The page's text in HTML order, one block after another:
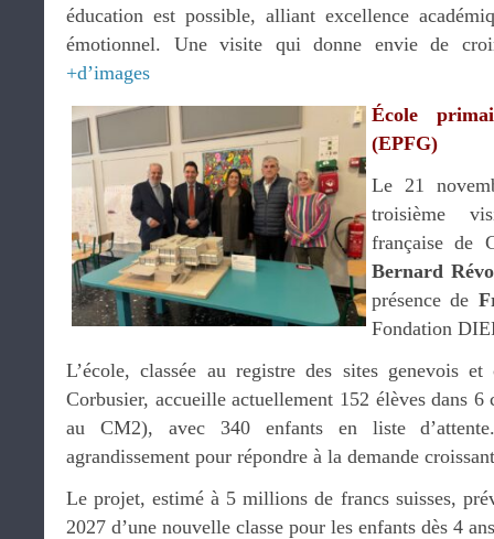
éducation est possible, alliant excellence
émotionnel. Une visite qui donne envie de
+d’images
École
(EPFG)
Le 21
troisième
française de
Bernard
présence de
Fondation
L’école, classée au registre des sites genevois
Corbusier, accueille actuellement 152 élèves dans 6
au CM2), avec 340 enfants en liste
agrandissement pour répondre à la demande
Le projet, estimé à 5 millions de francs suisses,
2027 d’une nouvelle classe pour les enfants dès 4